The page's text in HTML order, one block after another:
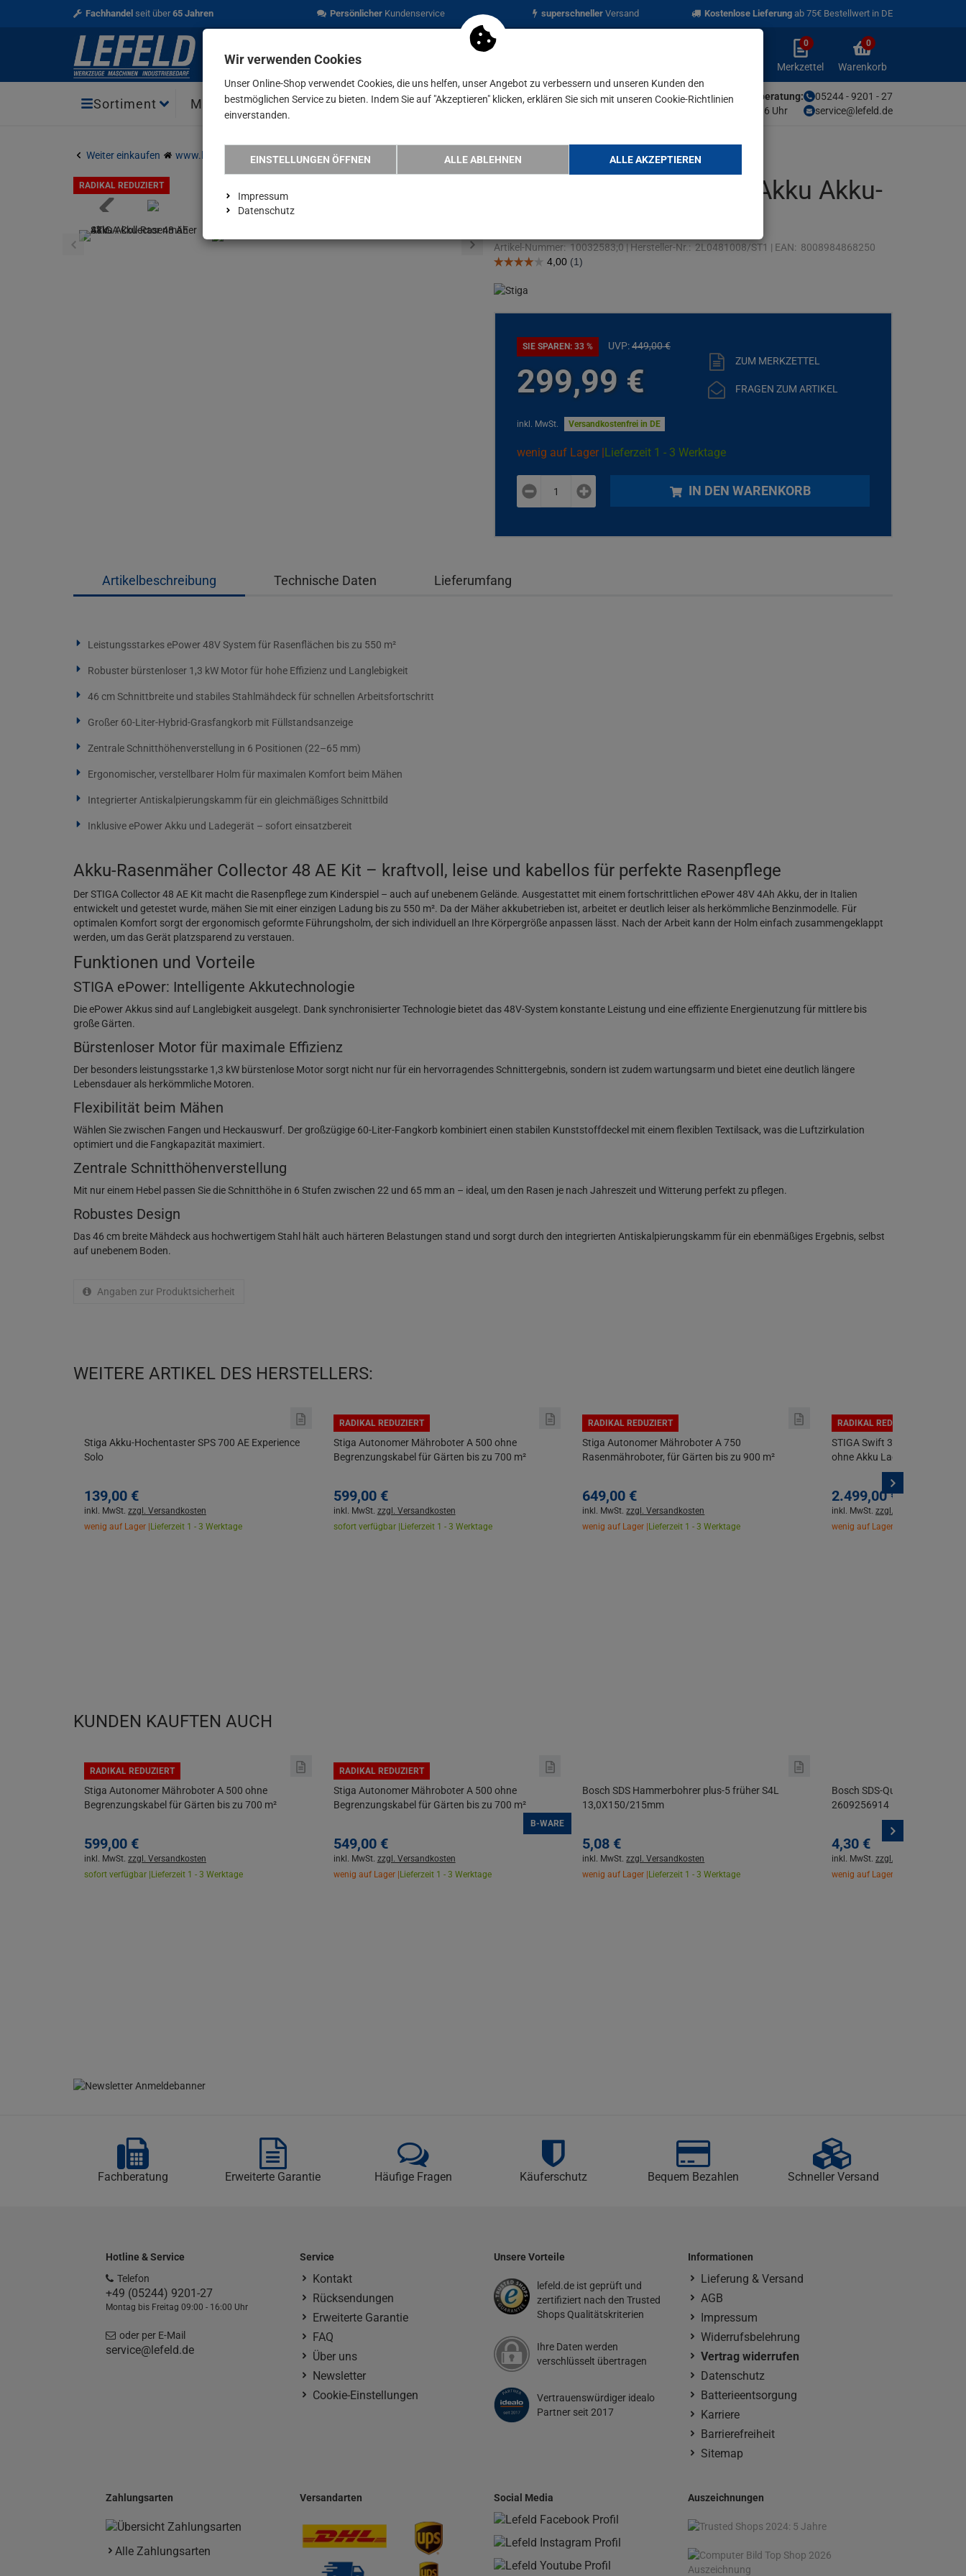
Fachhandel seit über65 Jahren PersönlicherKundenservice superschnellerVersand Kostenlose Lieferung ab 75€ Bestellwert in DE
Merkzettel
aufklappen
0
Merkzettel
Warenkorb
0
Warenkorb
Sortiment Marken Aktionen Blog
05244 - 9201 - 27
service@lefeld.de
Unsere Fachberatung:
Mo-Fr von 9-16 Uhr
Weiter einkaufen www.lefeld.de Haus & Garten STIGA Collector 48 AE Akku Akku-Rasenmäher 48V
RADIKAL REDUZIERT
STIGA Collector 48 AE Akku Akku-
Artikel-Nummer:10032583;0|Hersteller-Nr.:2L0481008/ST1 | EAN: 8008984868250
SIE SPAREN: 33 % UVP:449,00€
299,99 €
inkl. MwSt. Versandkostenfrei in DE
ZUM MERKZETTEL
FRAGEN ZUM ARTIKEL
wenig auf Lager |Lieferzeit 1 - 3 Werktage
plus
minus
IN DEN WARENKORB
Artikelbeschreibung Technische Daten Lieferumfang
Leistungsstarkes ePower 48V System für Rasenflächen bis zu 550 m²
Robuster bürstenloser 1,3 kW Motor für hohe Effizienz und Langlebigkeit
46 cm Schnittbreite und stabiles Stahlmähdeck für schnellen Arbeitsfortschritt
Großer 60-Liter-Hybrid-Grasfangkorb mit Füllstandsanzeige
Zentrale Schnitthöhenverstellung in 6 Positionen (22–65 mm)
Ergonomischer, verstellbarer Holm für maximalen Komfort beim Mähen
Integrierter Antiskalpierungskamm für ein gleichmäßiges Schnittbild
Inklusive ePower Akku und Ladegerät – sofort einsatzbereit
Akku-Rasenmäher Collector 48 AE Kit – kraftvoll, leise und kabellos für perfekte Rasenpflege
Der STIGA Collector 48 AE Kit macht die Rasenpflege zum Kinderspiel – auch auf unebenem Gelände. Ausgestattet mit einem fortschrittlichen ePower 48V 4Ah Akku, der in Italien
entwickelt und getestet wurde, mähen Sie mit einer einzigen Ladung bis zu 550 m². Da der Mäher akkubetrieben ist, arbeitet er deutlich leiser als herkömmliche Benzinmodelle. Für
optimalen Komfort sorgt der ergonomisch geformte Führungsholm, der sich individuell an Ihre Körpergröße anpassen lässt. Nach der Arbeit kann der Holm einfach zusammengeklappt
werden, um das Gerät platzsparend zu verstauen.
Funktionen und Vorteile
STIGA ePower: Intelligente Akkutechnologie
Die ePower Akkus sind auf Langlebigkeit ausgelegt. Dank synchronisierter Technologie bietet das 48V-System konstante Leistung und eine effiziente Energienutzung für mittlere bis
große Gärten.
Bürstenloser Motor für maximale Effizienz
Der besonders leistungsstarke 1,3 kW bürstenlose Motor sorgt nicht nur für ein hervorragendes Schnittergebnis, sondern ist zudem wartungsarm und bietet eine deutlich längere
Lebensdauer als herkömmliche Motoren.
Flexibilität beim Mähen
Wählen Sie zwischen Fangen und Heckauswurf. Der großzügige 60-Liter-Fangkorb kombiniert einen stabilen Kunststoffdeckel mit einem flexiblen Textilsack, was die Luftzirkulation
optimiert und die Fangkapazität maximiert.
Zentrale Schnitthöhenverstellung
Mit nur einem Hebel passen Sie die Schnitthöhe in 6 Stufen zwischen 22 und 65 mm an – ideal, um den Rasen je nach Jahreszeit und Witterung perfekt zu pflegen.
Robustes Design
Das 46 cm breite Mähdeck aus hochwertigem Stahl hält auch härteren Belastungen stand und sorgt durch den integrierten Antiskalpierungskamm für ein ebenmäßiges Ergebnis, selbst
auf unebenem Boden.
Angaben zur Produktsicherheit
WEITERE ARTIKEL DES HERSTELLERS:
Stiga Akku-Hochentaster SPS 700 AE Experience
Solo
139,00 €
inkl. MwSt. zzgl. Versandkosten
wenig auf Lager | Lieferzeit 1 - 3 Werktage
RADIKAL REDUZIERT
Stiga Autonomer Mähroboter A 500 ohne
Begrenzungskabel für Gärten bis zu 700 m²
599,00 €
inkl. MwSt. zzgl. Versandkosten
sofort verfügbar | Lieferzeit 1 - 3 Werktage
RADIKAL REDUZIERT
Stiga Autonomer Mähroboter A 750
Rasenmähroboter, für Gärten bis zu 900 m²
649,00 €
inkl. MwSt.zzgl. Versandkosten
wenig auf Lager | Lieferzeit 1 - 3 Werktage
RADIKAL REDUZIERT
STIGA Swift 372e Akku-
ohne Akku Ladegerät
2.499,00 €
inkl. MwSt. zzgl. Versandkosten
wenig auf Lager |
KUNDEN KAUFTEN AUCH
RADIKAL REDUZIERT
Stiga Autonomer Mähroboter A 500 ohne
Begrenzungskabel für Gärten bis zu 700 m²
599,00 €
inkl. MwSt. zzgl. Versandkosten
sofort verfügbar | Lieferzeit 1 - 3 Werktage
B-WARE
RADIKAL REDUZIERT
Stiga Autonomer Mähroboter A 500 ohne
Begrenzungskabel für Gärten bis zu 700 m²
549,00 €
inkl. MwSt. zzgl. Versandkosten
wenig auf Lager | Lieferzeit 1 - 3 Werktage
Bosch SDS Hammerbohrer plus-5 früher S4L
13,0X150/215mm
5,08 €
inkl. MwSt.zzgl. Versandkosten
wenig auf Lager | Lieferzeit 1 - 3 Werktage
Bosch SDS-Quick
2609256914
4,30 €
inkl. MwSt. zzgl. Versandkosten
wenig auf Lager |
Fachberatung Erweiterte Garantie Häufige Fragen Käuferschutz Bequem Bezahlen Schneller Versand
Hotline & Service
Telefon
+49 (05244) 9201-27
Montag bis Freitag 09:00 - 16:00 Uhr
oder per E-Mail
service@lefeld.de
Service
Kontakt
Rücksendungen
Erweiterte Garantie
FAQ
Über uns
Newsletter
Cookie-Einstellungen
Unsere Vorteile
lefeld.de ist geprüft und
zertifiziert nach den Trusted
Shops Qualitätskriterien
Ihre Daten werden
verschlüsselt übertragen
Vertrauenswürdiger idealo
Partner seit 2017
Informationen
Lieferung & Versand
AGB
Impressum
Widerrufsbelehrung
Vertrag widerrufen
Datenschutz
Batterieentsorgung
Karriere
Barrierefreiheit
Sitemap
Zahlungsarten
Alle Zahlungsarten
Versandarten Social Media Auszeichnungen
Wir verwenden Cookies
Unser Online-Shop verwendet Cookies, die uns helfen, unser Angebot zu verbessern und unseren Kunden den
bestmöglichen Service zu bieten. Indem Sie auf "Akzeptieren" klicken, erklären Sie sich mit unseren Cookie-Richtlinien
einverstanden.
EINSTELLUNGEN ÖFFNEN ALLE ABLEHNEN ALLE AKZEPTIEREN
Impressum
Datenschutz